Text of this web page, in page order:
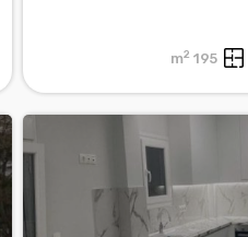
195 m
2